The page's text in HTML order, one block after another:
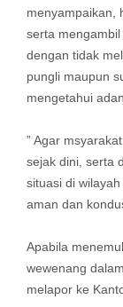
menyampaikan,
serta
dengan tidak
pungli maupun
mengetahui
” Agar
sejak dini, serta
situasi di
aman dan
Apabila
wewenang
melapor ke